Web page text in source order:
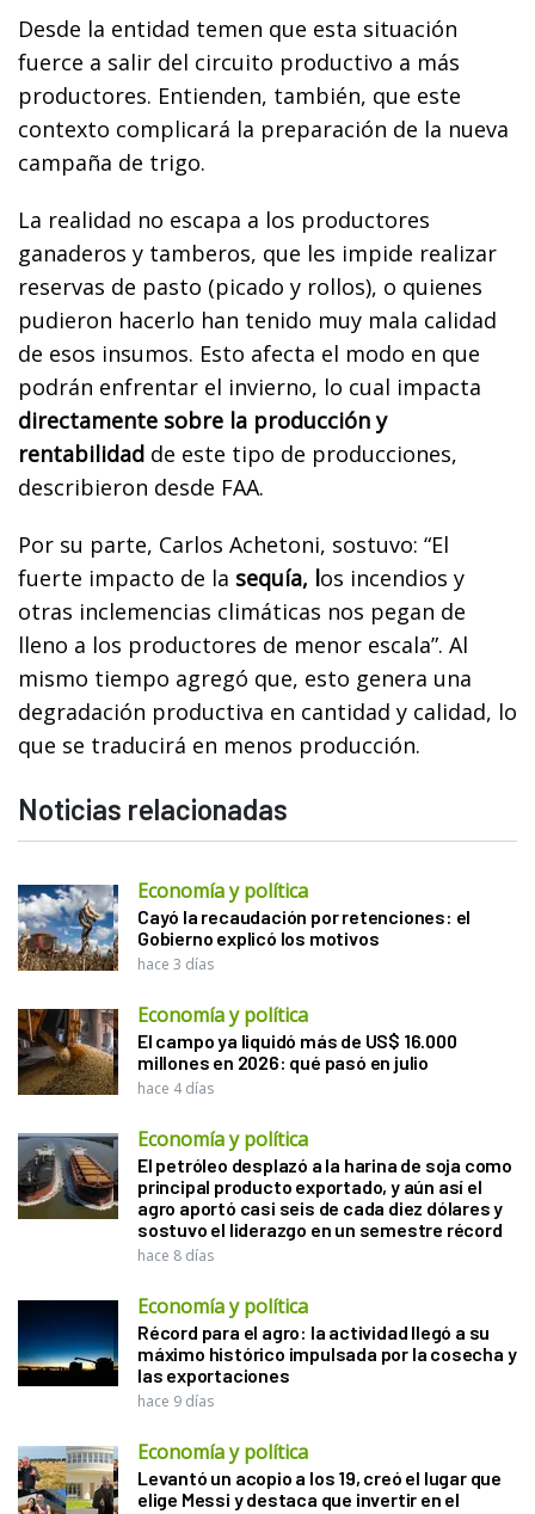
Desde la entidad temen que esta situación
fuerce a salir del circuito productivo a más
productores. Entienden, también, que este
contexto complicará la preparación de la nueva
campaña de trigo.
La realidad no escapa a los productores
ganaderos y tamberos, que les impide realizar
reservas de pasto (picado y rollos), o quienes
pudieron hacerlo han tenido muy mala calidad
de esos insumos. Esto afecta el modo en que
podrán enfrentar el invierno, lo cual impacta
directamente sobre la producción y
rentabilidad de este tipo de producciones,
describieron desde FAA.
Por su parte, Carlos Achetoni, sostuvo: “El
fuerte impacto de la sequía, los incendios y
otras inclemencias climáticas nos pegan de
lleno a los productores de menor escala”. Al
mismo tiempo agregó que, esto genera una
degradación productiva en cantidad y calidad, lo
que se traducirá en menos producción.
Noticias relacionadas
Economía y política
Cayó la recaudación por retenciones: el
Gobierno explicó los motivos
hace 3 días
Economía y política
El campo ya liquidó más de US$ 16.000
millones en 2026: qué pasó en julio
hace 4 días
Economía y política
El petróleo desplazó a la harina de soja como
principal producto exportado, y aún así el
agro aportó casi seis de cada diez dólares y
sostuvo el liderazgo en un semestre récord
hace 8 días
Economía y política
Récord para el agro: la actividad llegó a su
máximo histórico impulsada por la cosecha y
las exportaciones
hace 9 días
Economía y política
Levantó un acopio a los 19, creó el lugar que
elige Messi y destaca que invertir en el